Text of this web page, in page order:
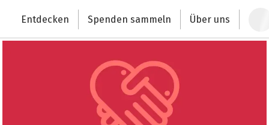
Deutschlands größte Spendenplattform
Entdecken Spenden sammeln Über uns